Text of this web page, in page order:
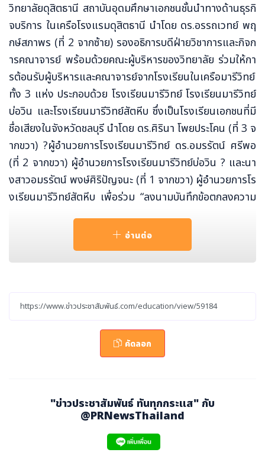
วิทยาลัยดุสิตธานี สถาบันอุดมศึกษาเอกชนชั้นนำทางด้านธุรกิ
จบริการ ในเครือโรงแรมดุสิตธานี นำโดย ดร.อรรถเวทย์ พฤ
กษ์สภาพร (ที่ 2 จากซ้าย) รองอธิการบดีฝ่ายวิชาการและกิจก
ารคณาจารย์ พร้อมด้วยคณะผู้บริหารของวิทยาลัย ร่วมให้กา
รต้อนรับผู้บริหารและคณาจารย์จากโรงเรียนในเครือมารีวิทย์
ทั้ง 3 แห่ง ประกอบด้วย โรงเรียนมารีวิทย์ โรงเรียนมารีวิทย์
บ่อวิน และโรงเรียนมารีวิทย์สัตหีบ ซึ่งเป็นโรงเรียนเอกชนที่มี
ชื่อเสียงในจังหวัดชลบุรี นำโดย ดร.ศิรินา โพยประโคน (ที่ 3 จ
ากขวา) ?ผู้อำนวยการโรงเรียนมารีวิทย์ ดร.อมรรัตน์ ศรีพอ
(ที่ 2 จากขวา) ผู้อำนวยการโรงเรียนมารีวิทย์บ่อวิน ? และนา
งสาวอมรรัตน์ พงษ์ศิริปัญจนะ (ที่ 1 จากขวา) ผู้อำนวยการโร
งเรียนมารีวิทย์สัตหีบ เพื่อร่วม “ลงนามบันทึกข้อตกลงความ
โดยวัตถุประสงค์ในการลงนามบันทึกข้อตกลงครั้งนี้?เพื่อเป็น
จัดการครัวและศิลปะการประกอบอาหาร สาขาวิชาการจัดการโ
รงแรม และสาขาวิชานวัตกรรมการบริการการท่องเที่ยว ส่งเ
สริมกิจกรรมการเรียนการสอน เช่น การศึกษาดูงาน การมีโอ
สนับสนุนบุคลากรของวิทยาลัยในการให้ความรู้บรรยายให้กับ
ค์ความรู้ การฝึกอบรมของครูอีกด้วย
อ่านต่อ
คัดลอก
"ข่าวประชาสัมพันธ์ ทันทุกกระแส" กับ
@PRNewsThailand